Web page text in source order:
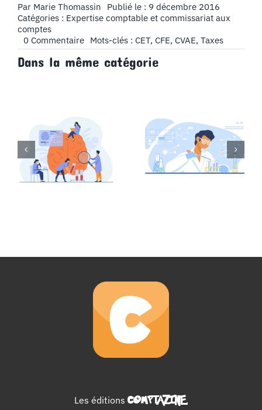
Par Marie Thomassin
Publié le : 9 décembre 2016
Catégories : Expertise comptable et commissariat aux
comptes
0 Commentaireon
Qu’est-
ce
elle
calculée
?
Mots-clés : CET, CFE, CVAE, Taxes
Dans la même catégorie
le crédit
innovation
(CII) ?
le crédit
d’impôt
recherche ?
Les éditions COMPTAZINE.